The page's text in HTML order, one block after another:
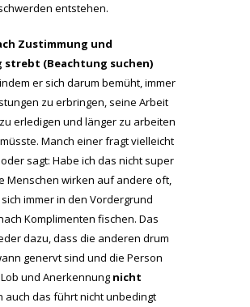
entstehen.
Zustimmung und
strebt (Beachtung suchen)
er sich darum bemüht, immer
zu erbringen, seine Arbeit
erledigen und länger zu arbeiten
Manch einer fragt vielleicht
sagt: Habe ich das nicht super
Menschen wirken auf andere oft,
immer in den Vordergrund
Komplimenten fischen. Das
dazu, dass die anderen drum
genervt sind und die Person
und Anerkennung nicht
auch das führt nicht unbedingt